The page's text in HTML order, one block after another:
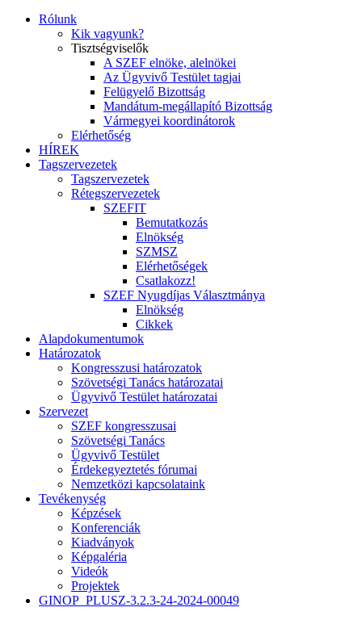
Rólunk
Kik vagyunk?
Tisztségviselők
A SZEF elnöke, alelnökei
Az Ügyvivő Testület tagjai
Felügyelő Bizottság
Mandátum-megállapító Bizottság
Vármegyei koordinátorok
Elérhetőség
HÍREK
Tagszervezetek
Tagszervezetek
Rétegszervezetek
SZEFIT
Bemutatkozás
Elnökség
SZMSZ
Elérhetőségek
Csatlakozz!
SZEF Nyugdíjas Választmánya
Elnökség
Cikkek
Alapdokumentumok
Határozatok
Kongresszusi határozatok
Szövetségi Tanács határozatai
Ügyvivő Testület határozatai
Szervezet
SZEF kongresszusai
Szövetségi Tanács
Ügyvivő Testület
Érdekegyeztetés fórumai
Nemzetközi kapcsolataink
Tevékenység
Képzések
Konferenciák
Kiadványok
Képgaléria
Videók
Projektek
GINOP_PLUSZ-3.2.3-24-2024-00049